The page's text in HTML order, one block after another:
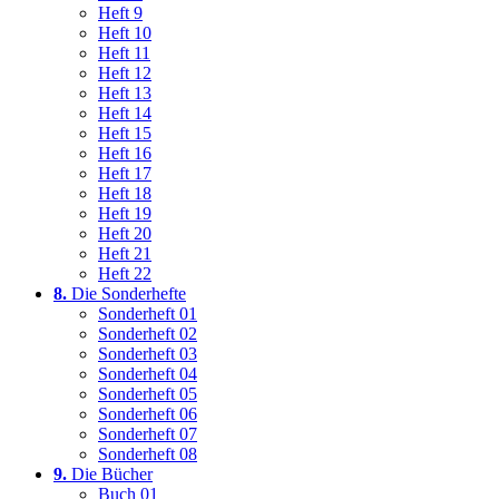
Heft 9
Heft 10
Heft 11
Heft 12
Heft 13
Heft 14
Heft 15
Heft 16
Heft 17
Heft 18
Heft 19
Heft 20
Heft 21
Heft 22
8. Die Sonderhefte
Sonderheft 01
Sonderheft 02
Sonderheft 03
Sonderheft 04
Sonderheft 05
Sonderheft 06
Sonderheft 07
Sonderheft 08
9. Die Bücher
Buch 01